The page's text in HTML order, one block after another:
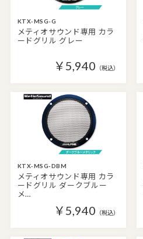
KTX-MSG-G
メティオサウンド専用 カラ
ードグリル グレー
￥5,940 （税込）
KTX-MSG-DBM
メティオサウンド専用 カラ
ードグリル ダークブルー
メ…
￥5,940 （税込）